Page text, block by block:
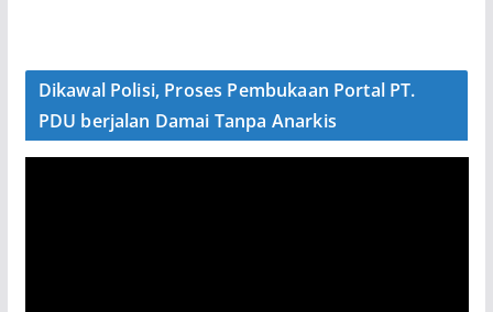
Dikawal Polisi, Proses Pembukaan Portal PT.
PDU berjalan Damai Tanpa Anarkis